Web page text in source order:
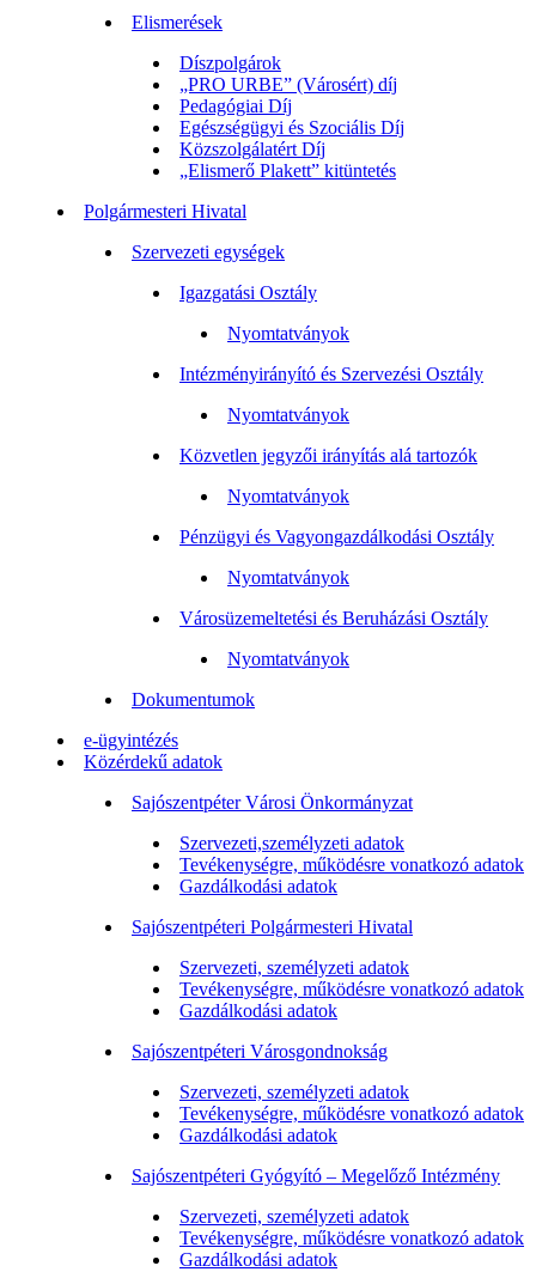
Elismerések
Díszpolgárok
„PRO URBE” (Városért) díj
Pedagógiai Díj
Egészségügyi és Szociális Díj
Közszolgálatért Díj
„Elismerő Plakett” kitüntetés
Polgármesteri Hivatal
Szervezeti egységek
Igazgatási Osztály
Nyomtatványok
Intézményirányító és Szervezési Osztály
Nyomtatványok
Közvetlen jegyzői irányítás alá tartozók
Nyomtatványok
Pénzügyi és Vagyongazdálkodási Osztály
Nyomtatványok
Városüzemeltetési és Beruházási Osztály
Nyomtatványok
Dokumentumok
e-ügyintézés
Közérdekű adatok
Sajószentpéter Városi Önkormányzat
Szervezeti,személyzeti adatok
Tevékenységre, működésre vonatkozó adatok
Gazdálkodási adatok
Sajószentpéteri Polgármesteri Hivatal
Szervezeti, személyzeti adatok
Tevékenységre, működésre vonatkozó adatok
Gazdálkodási adatok
Sajószentpéteri Városgondnokság
Szervezeti, személyzeti adatok
Tevékenységre, működésre vonatkozó adatok
Gazdálkodási adatok
Sajószentpéteri Gyógyító – Megelőző Intézmény
Szervezeti, személyzeti adatok
Tevékenységre, működésre vonatkozó adatok
Gazdálkodási adatok